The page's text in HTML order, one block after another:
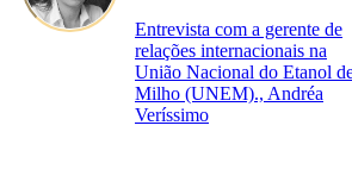
Entrevista com a gerente de
relações internacionais na
União Nacional do Etanol
Milho (UNEM)., Andréa
Veríssimo